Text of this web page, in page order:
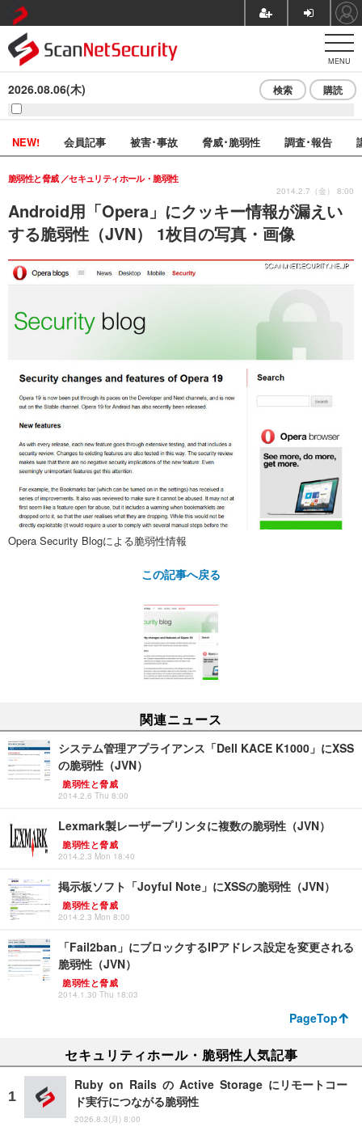
MENU
2026.08.06(木) 検索 購読
NEW! 会員記事 被害･事故 脅威･脆弱性 調査･報告
Android用「Opera」にクッキー情報が漏えい
する脆弱性（JVN） 1枚目の写真・画像
脆弱性と脅威 セキュリティホール・脆弱性
2014.2.7（金） 8:00
Opera Security Blogによる脆弱性情報
この記事へ戻る
関連ニュース
システム管理アプライアンス「Dell KACE K1000」にXSS
の脆弱性（JVN）
脆弱性と脅威
2014.2.6 Thu 8:00
Lexmark製レーザープリンタに複数の脆弱性（JVN）
脆弱性と脅威
2014.2.3 Mon 18:40
掲示板ソフト「Joyful Note」にXSSの脆弱性（JVN）
脆弱性と脅威
2014.2.3 Mon 8:00
「Fail2ban」にブロックするIPアドレス設定を変更される
脆弱性（JVN）
脆弱性と脅威
2014.1.30 Thu 18:03
PageTop
セキュリティホール・脆弱性人気記事
Ruby on Rails の Active Storage にリモートコー
ド実行につながる脆弱性
2026.8.3(月) 8:00